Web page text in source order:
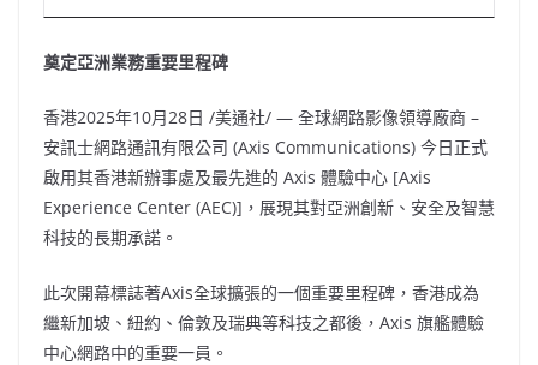
奠定亞洲業務重要里程碑
香港2025年10月28日 /美通社/ — 全球網路影像領導廠商 –
安訊士網路通訊有限公司 (Axis Communications) 今日正式
啟用其香港新辦事處及最先進的 Axis 體驗中心 [Axis
Experience Center (AEC)]，展現其對亞洲創新、安全及智慧
科技的長期承諾。
此次開幕標誌著Axis全球擴張的一個重要里程碑，香港成為
繼新加坡、紐約、倫敦及瑞典等科技之都後，Axis 旗艦體驗
中心網路中的重要一員。